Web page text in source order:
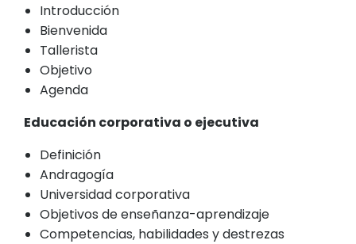
Introducción
Bienvenida
Tallerista
Objetivo
Agenda
Educación corporativa o ejecutiva
Definición
Andragogía
Universidad corporativa
Objetivos de enseñanza-aprendizaje
Competencias, habilidades y destrezas